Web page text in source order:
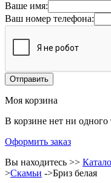
Ваше имя:
Ваш номер телефона:
Моя корзина
В корзине нет ни одного
Оформить заказ
Вы находитесь >>
>Скамьи ->Бриз белая